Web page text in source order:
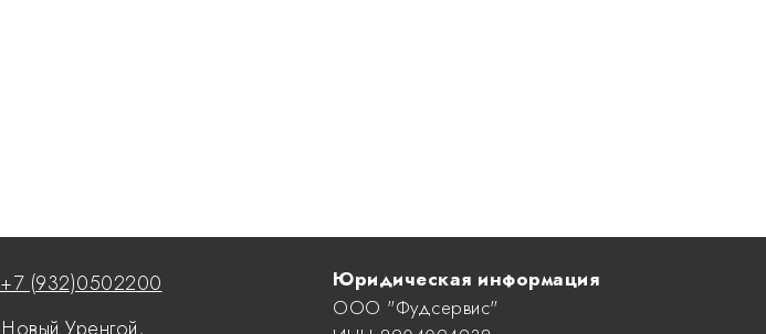
+7 (932)0502200
Юридическая информация
ООО "Фудсервис"